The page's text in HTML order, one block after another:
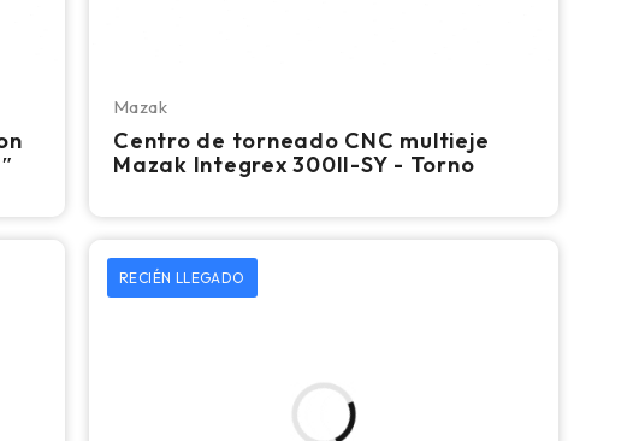
Mazak
Centro de torneado CNC multieje
Mazak Integrex 300II-SY - Torno
RECIÉN LLEGADO